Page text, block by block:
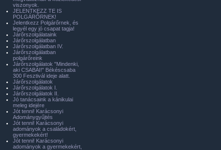
viszonyok.
JELENTKEZZ TE IS
POLGÁRŐRNEK!
Jelentkezz Polgárőrnek, és
legyél egy jó csapat tagja!
Járőrszolgálataink
Járőrszolgálatban
Járőrszolgálatban IV.
Járőrszolgálatban
polgárőreink
Járőrszolgálatok "Mindenki,
aki CSABAI!" Békéscsaba
300 Fesztivál ideje alatt.
Járőrszolgálatok
Járőrszolgálatok I.
Járőrszolgálatok II.
Jó tanácsaink a kánikulai
meleg idejére
Jót tenni! Karácsonyi
Adománygyűjtés
Jót tenni! Karácsonyi
adományok a családokért,
gyermekekért!
Jót tenni! Karácsonyi
adományok a gyermekekért,